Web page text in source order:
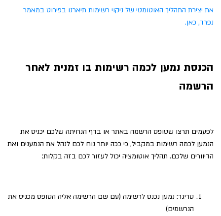
את יצירת התהליך האוטומטי של ניקוי רשימות תיארנו בפירוט במאמר
נפרד, כאן.
הכנסת נמען לכמה רשימות בו זמנית לאחר
הרשמה
לפעמים תרצו שטופס הרשמה באתר או בדף הנחיתה שלכם יכניס את
הנמען לכמה רשימות במקביל, כי ככה יותר נוח לכם לנהל את הנמענים ואת
הדיוורים שלכם. תהליך אוטומציה יכול לעזור לכם בזה בקלות:
טריגר: נמען נכנס לרשימה (עם שם הרשימה אליה הטופס מכניס את
הנרשמים)